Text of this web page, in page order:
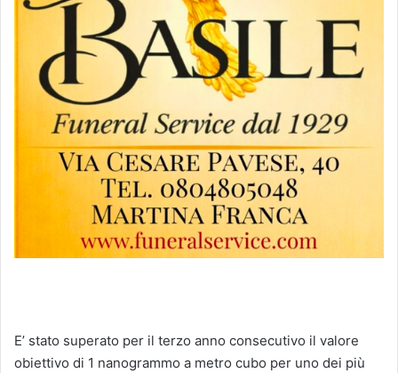
a
E’ stato superato per il terzo anno consecutivo il valore
obiettivo di 1 nanogrammo a metro cubo per uno dei più